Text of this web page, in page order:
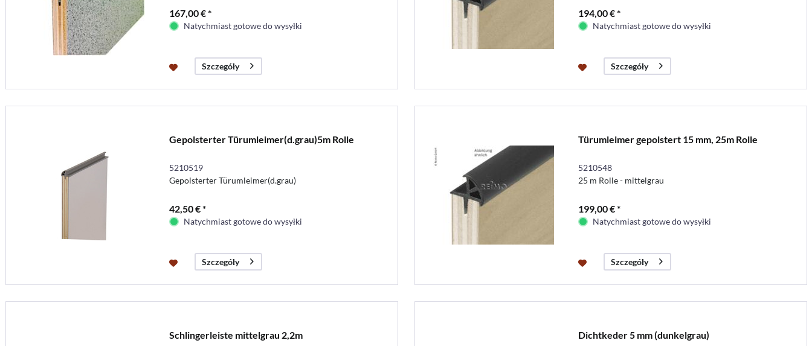
167,00 € *
Natychmiast gotowe do wysyłki
Szczegóły
194,00 € *
Natychmiast gotowe do wysyłki
Szczegóły
Gepolsterter Türumleimer(d.grau)5m Rolle
5210519
Gepolsterter Türumleimer(d.grau)
42,50 € *
Natychmiast gotowe do wysyłki
Szczegóły
Türumleimer gepolstert 15 mm, 25m Rolle
5210548
25 m Rolle - mittelgrau
199,00 € *
Natychmiast gotowe do wysyłki
Szczegóły
Schlingerleiste mittelgrau 2,2m Dichtkeder 5 mm (dunkelgrau)